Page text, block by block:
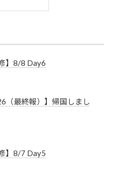
】8/8 Day6
（最終報）】帰国しまし
】8/7 Day5